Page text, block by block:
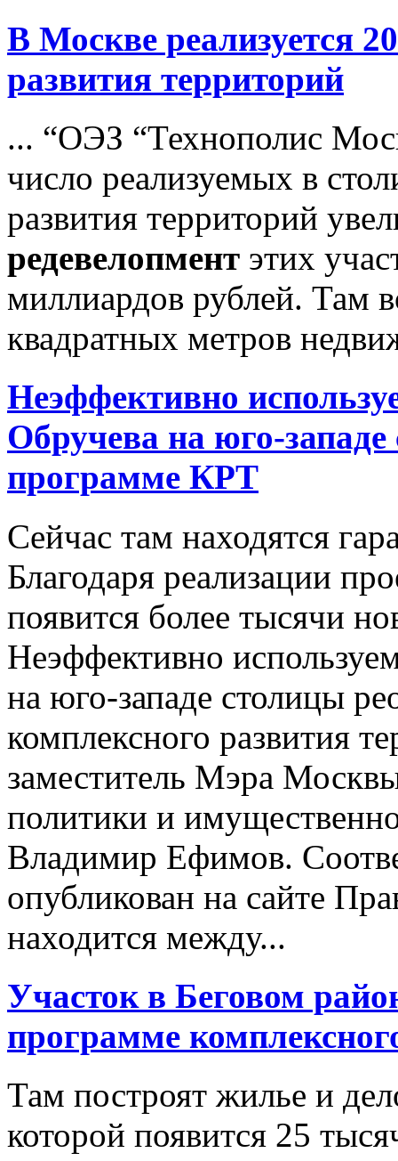
В Москве реализуется
развития территорий
... “ОЭЗ “Технополис
число реализуемых в
развития территорий
редевелопмент этих
миллиардов рублей. Там
квадратных метров
Неэффективно
Обручева на юго-
программе КРТ
Сейчас там находятся
Благодаря реализации
появится более тысячи
Неэффективно
на юго-западе столицы
комплексного развития
заместитель Мэра
политики и
Владимир Ефимов.
опубликован на сайте
находится между...
Участок в Беговом
программе
Там построят жилье и
которой появится 25